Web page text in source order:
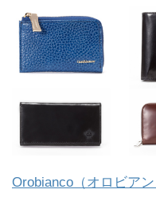
Orobianco（オロビアン